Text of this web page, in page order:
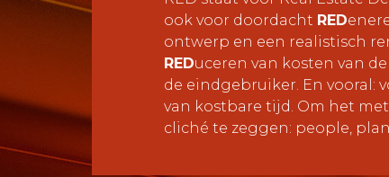
ook voor doordacht RED
ontwerp en een realistisch
REDuceren van kosten van
de eindgebruiker. En vooral:
van kostbare tijd. Om het met
cliché te zeggen: people,